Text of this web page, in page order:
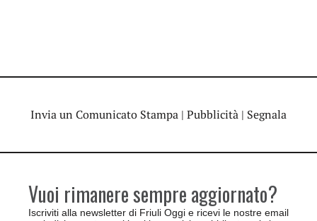
Invia un Comunicato Stampa | Pubblicità | Segnala
Vuoi rimanere sempre aggiornato?
Iscriviti alla newsletter di Friuli Oggi e ricevi le nostre email